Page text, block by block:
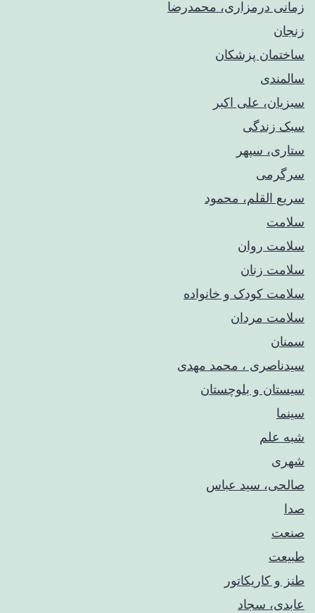
زمانی درمزاری، محمدرضا
زنجان
ساختمان پزشکان
سالمندی
سبزیان، علی اکبر
سبک زندگی
ستاری، سپهر
سرگرمی
سریع القلم، محمود
سلامت
سلامت روان
سلامت زنان
سلامت کودک‌ و خانواده
سلامت مردان
سمنان
سیدناصری ، محمد مهدی
سیستان و بلوچستان
سینما
شبه علم
شهری
صالحی، سید عباس
صدا
صنعت
طبیعت
طنز و کاریکاتور
عابدی، سجاد